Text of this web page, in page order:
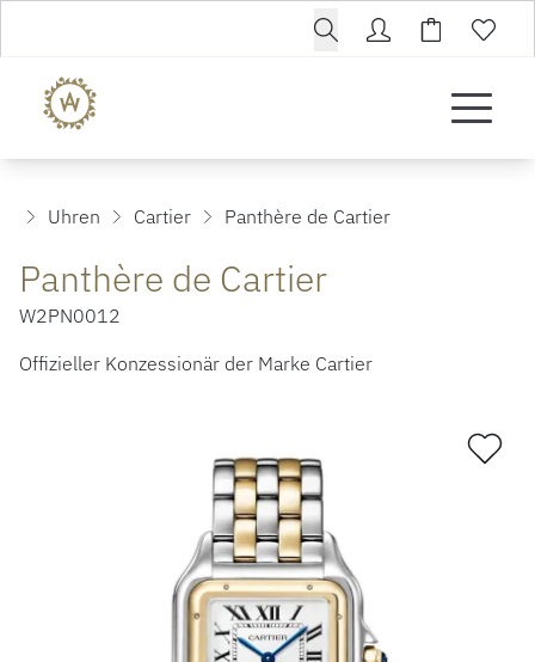
Uhren Cartier Panthère de Cartier
Panthère de Cartier
W2PN0012
Offizieller Konzessionär der Marke Cartier